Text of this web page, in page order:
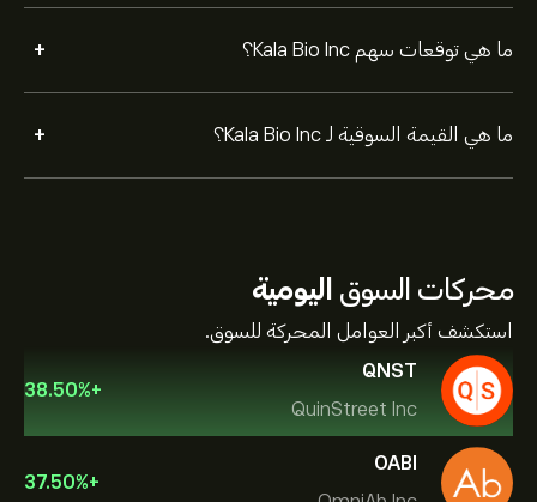
ما هي توقعات سهم Kala Bio Inc؟ +
ما هي القيمة السوقية لـ Kala Bio Inc؟ +
محركات السوق اليومية
استكشف أكبر العوامل المحركة للسوق.
QNST
QuinStreet Inc
+
38.50%
OABI
+
37.50%